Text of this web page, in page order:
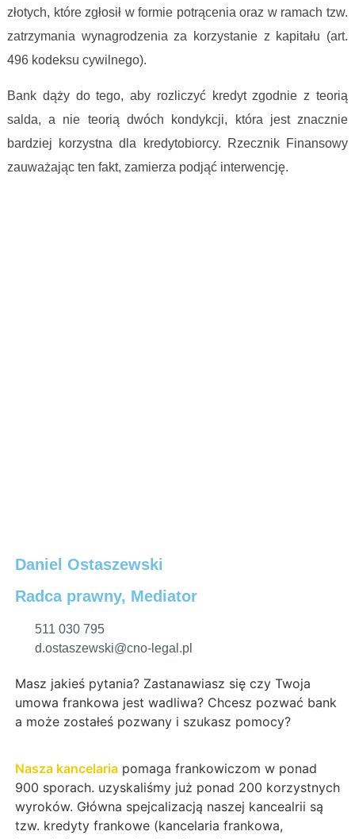
złotych, które zgłosił w formie potrącenia oraz w ramach tzw.
zatrzymania wynagrodzenia za korzystanie z kapitału (art.
496 kodeksu cywilnego).
Bank dąży do tego, aby rozliczyć kredyt zgodnie z teorią
salda, a nie teorią dwóch kondykcji, która jest znacznie
bardziej korzystna dla kredytobiorcy. Rzecznik Finansowy
zauważając ten fakt, zamierza podjąć interwencję.
Daniel Ostaszewski
Radca prawny, Mediator
511 030 795
d.ostaszewski@cno-legal.pl
Masz jakieś pytania? Zastanawiasz się czy Twoja
umowa frankowa jest wadliwa? Chcesz pozwać bank
a może zostałeś pozwany i szukasz pomocy?
Nasza kancelariapomaga frankowiczom w ponad
900 sporach. uzyskaliśmy już ponad 200 korzystnych
wyroków. Główna spejcalizacją naszej kancealrii są
tzw. kredyty frankowe (kancelaria frankowa,